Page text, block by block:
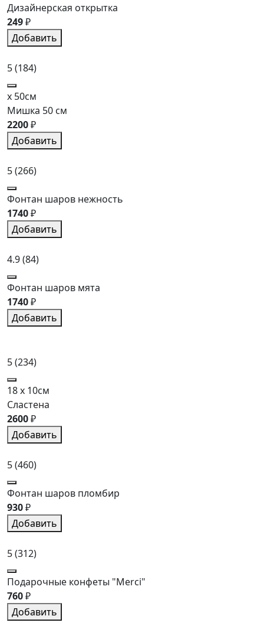
Дизайнерская открытка
249₽
Добавить
5(184)
x 50см
Мишка 50 см
2200₽
Добавить
5(266)
Фонтан шаров нежность
1740₽
Добавить
4.9(84)
Фонтан шаров мята
1740₽
Добавить
5(234)
18 x 10см
Сластена
2600₽
Добавить
5(460)
Фонтан шаров пломбир
930₽
Добавить
5(312)
Подарочные конфеты "Merci"
760₽
Добавить